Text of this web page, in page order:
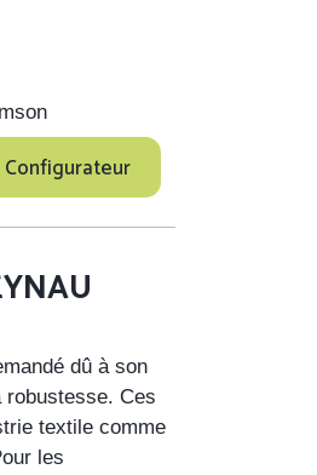
Configurateur
dû à son
robustesse. Ces
textile comme
les